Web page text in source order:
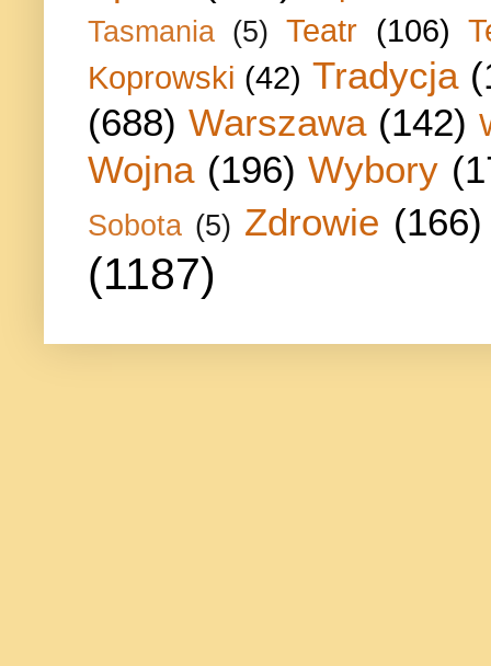
Tasmania (5) Teatr (106)
Koprowski (42) Tradycja
(688) Warszawa (142)
Wojna (196) Wybory
Sobota (5) Zdrowie (166)
(1187)